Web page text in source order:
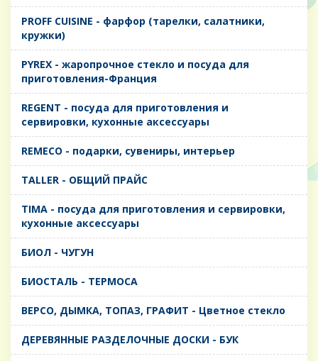
PROFF CUISINE - фарфор (тарелки, салатники,
кружки)
PYREX - жаропрочное стекло и посуда для
приготовления-Франция
REGENT - посуда для приготовления и
сервировки, кухонные аксессуары
REMECO - подарки, сувениры, интерьер
TALLER - ОБЩИЙ ПРАЙС
TIMA - посуда для приготовления и сервировки,
кухонные аксессуары
БИОЛ - ЧУГУН
БИОСТАЛЬ - ТЕРМОСА
ВЕРСО, ДЫМКА, ТОПАЗ, ГРАФИТ - Цветное стекло
ДЕРЕВЯННЫЕ РАЗДЕЛОЧНЫЕ ДОСКИ - БУК